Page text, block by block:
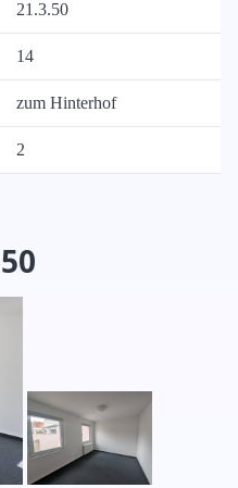
21.3.50
14
zum Hinterhof
2